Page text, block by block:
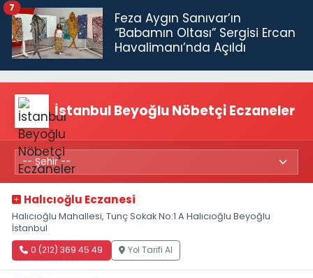
Feza Aygın Sanıvar’ın
“Babamın Oltası” Sergisi Ercan
Havalimanı’nda Açıldı
7
İstanbul Beyoğlu Nöbetçi Eczaneler
Halıcıoğlu Eczanesi
Halıcıoğlu Mahallesi, Tunç Sokak No:1 A Halıcıoğlu Beyoğlu
İstanbul
0 (212) 369 45 49 Yol Tarifi Al